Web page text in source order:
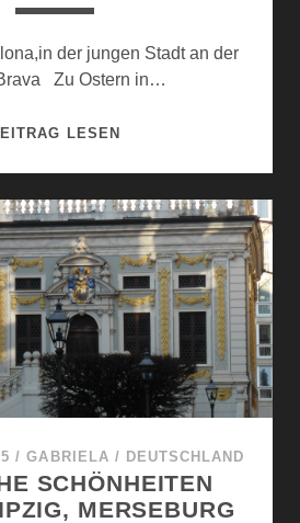
der jungen Stadt an der
Zu Ostern in…
LESENSPANISCHE
TEIL
/GABRIELA / DEUTSCHLAND
SCHÖNHEITEN
MERSEBURG